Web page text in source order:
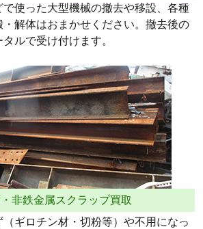
使った大型機械の撤去や移設、各種
解体はおまかせください。撤去後の
ルで受け付けます。
非鉄金属スクラップ買取
ギロチン材・切粉等）や不用になっ